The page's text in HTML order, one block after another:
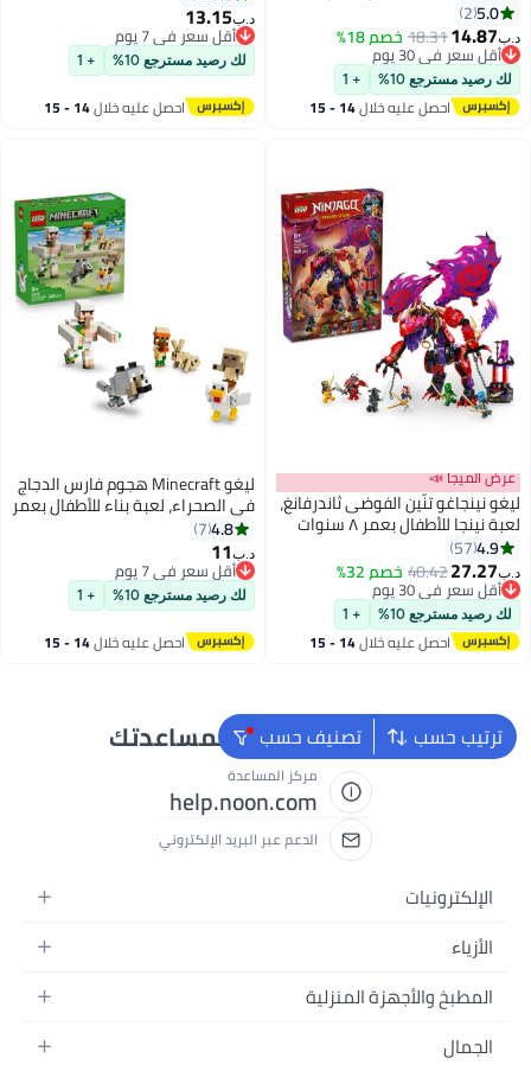
سنوات وأكثر (٤٨٥ قطعة) 31392
5.0
2
د.ب‏14.87
18.31خصم 18%
أقل سعر في 30 يوم
أقل سعر في 30 يوم
لك رصيد مسترجع 10% + 1
احصل عليه خلال 14 - 15
د.ب‏13.15
أقل سعر في 7 يوم
أقل سعر في 7 يوم
لك رصيد مسترجع 10% + 1
احصل عليه خلال 14 - 15
عرض الميجا 📣
ليغو نينجاغو تنّين الفوضى ثاندرفانغ،
لعبة نينجا للأطفال بعمر ٨ سنوات
وأكثر (٦٦٨ قطعة) 71832
4.9
57
د.ب‏27.27
40.42خصم 32%
أقل سعر في 30 يوم
أقل سعر في 30 يوم
لك رصيد مسترجع 10% + 1
احصل عليه خلال 14 - 15
ليغو ‏Minecraft هجوم فارس الدجاج
في الصحراء، لعبة بناء للأطفال بعمر
٩ سنوات وأكثر (٤٢٨ قطعة) 21592 4.8
7
د.ب‏11
أقل سعر في 7 يوم
أقل سعر في 7 يوم
لك رصيد مسترجع 10% + 1
احصل عليه خلال 14 - 15
ترتيب حسب تصنيف حسب
نحن دائماً جاهزون لمساعدتك
مركز المساعدة
help.noon.com
الدعم عبر البريد الإلكتروني
الإلكترونيات
الجوالات
اللابتوبات
الأجهزة المنزلية
الأزياء
أزياء نسائية
أزياء البنات
المطبخ والأجهزة المنزلية
الحمام
الجمال